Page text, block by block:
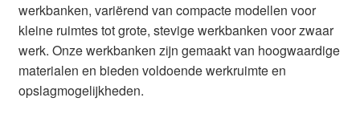
werkbanken, variërend van compacte modellen voor
kleine ruimtes tot grote, stevige werkbanken voor zwaar
werk. Onze werkbanken zijn gemaakt van hoogwaardige
materialen en bieden voldoende werkruimte en
opslagmogelijkheden.